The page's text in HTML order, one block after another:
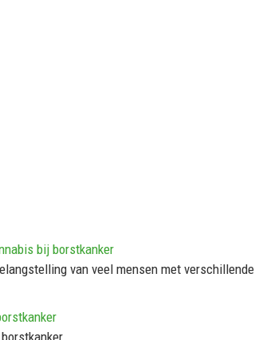
bij borstkanker
van veel mensen met verschillende